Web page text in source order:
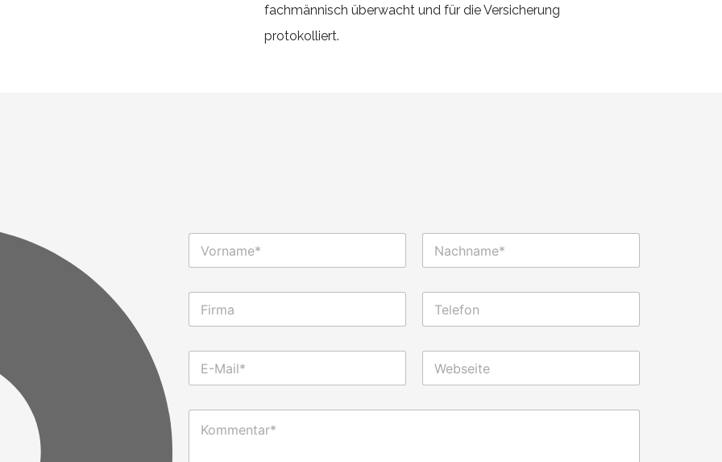
fachmännisch überwacht und für die Versicherung
protokolliert.